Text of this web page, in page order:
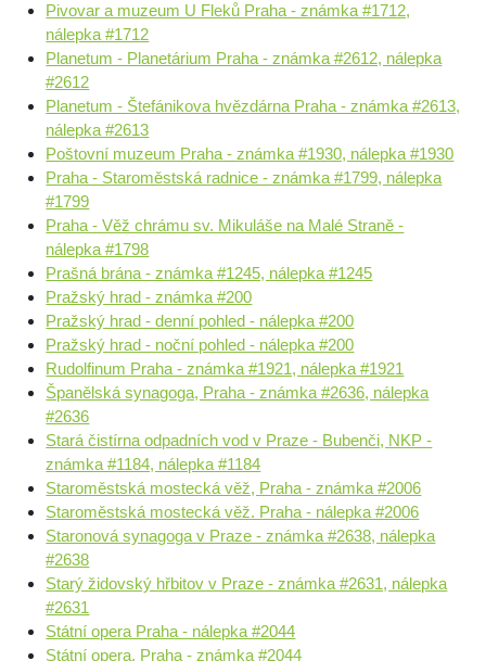
Pivovar a muzeum U Fleků Praha - známka #1712,
nálepka #1712
Planetum - Planetárium Praha - známka #2612, nálepka
#2612
Planetum - Štefánikova hvězdárna Praha - známka #2613,
nálepka #2613
Poštovní muzeum Praha - známka #1930, nálepka #1930
Praha - Staroměstská radnice - známka #1799, nálepka
#1799
Praha - Věž chrámu sv. Mikuláše na Malé Straně -
nálepka #1798
Prašná brána - známka #1245, nálepka #1245
Pražský hrad - známka #200
Pražský hrad - denní pohled - nálepka #200
Pražský hrad - noční pohled - nálepka #200
Rudolfinum Praha - známka #1921, nálepka #1921
Španělská synagoga, Praha - známka #2636, nálepka
#2636
Stará čistírna odpadních vod v Praze - Bubenči, NKP -
známka #1184, nálepka #1184
Staroměstská mostecká věž, Praha - známka #2006
Staroměstská mostecká věž. Praha - nálepka #2006
Staronová synagoga v Praze - známka #2638, nálepka
#2638
Starý židovský hřbitov v Praze - známka #2631, nálepka
#2631
Státní opera Praha - nálepka #2044
Státní opera, Praha - známka #2044